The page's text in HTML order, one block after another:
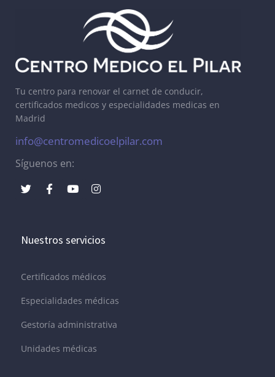
Tu centro para renovar el carnet de conducir,
certificados medicos y especialidades medicas en
Madrid
info@centromedicoelpilar.com
Síguenos en:
Nuestros servicios
Certificados médicos
Especialidades médicas
Gestoría administrativa
Unidades médicas